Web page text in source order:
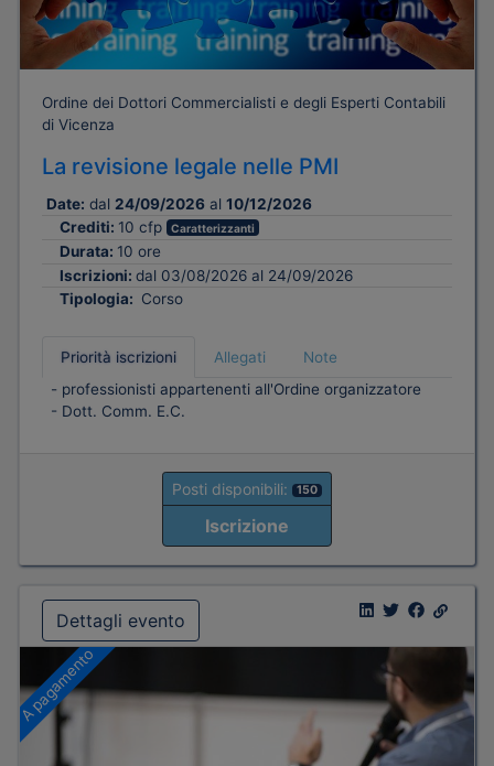
Ordine dei Dottori Commercialisti e degli Esperti Contabili
di Vicenza
La revisione legale nelle PMI
Date: dal 24/09/2026 al 10/12/2026
Crediti: 10 cfp Caratterizzanti
Durata: 10 ore
Iscrizioni: dal 03/08/2026 al 24/09/2026
Tipologia: Corso
Priorità iscrizioni Allegati
Note
- professionisti appartenenti all'Ordine organizzatore
- Dott. Comm. E.C.
Posti disponibili: 150
Iscrizione
Dettagli evento
A pagamento